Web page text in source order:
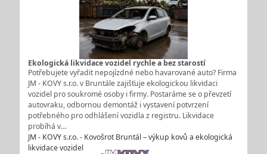
Ekologická likvidace vozidel rychle a bez starostí
Potřebujete vyřadit nepojízdné nebo havarované auto? Firma
JM - KOVY s.r.o. v Bruntále zajišťuje ekologickou likvidaci
vozidel pro soukromé osoby i firmy. Postaráme se o převzetí
autovraku, odbornou demontáž i vystavení potvrzení
potřebného pro odhlášení vozidla z registru. Likvidace
probíhá v…
JM - KOVY s.r.o. - Kovošrot Bruntál – výkup kovů a ekologická
likvidace vozidel